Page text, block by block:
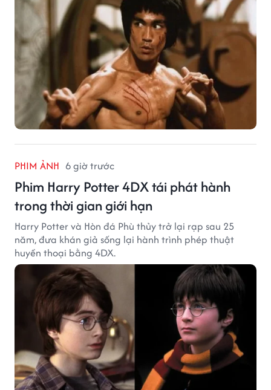
PHIM ẢNH 6 giờ trước
Phim Harry Potter 4DX tái phát hành
trong thời gian giới hạn
Harry Potter và Hòn đá Phù thủy trở lại rạp sau 25
năm, đưa khán giả sống lại hành trình phép thuật
huyền thoại bằng 4DX.